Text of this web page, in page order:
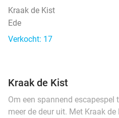
Kraak de Kist
Ede
Verkocht: 17
Kraak de Kist
Om een spannend
meer de deur uit. Met Kraak